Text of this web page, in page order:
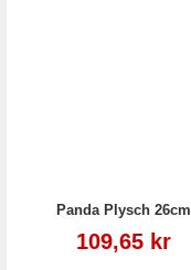
Panda Plysch 26cm
Reapris
109,65 kr